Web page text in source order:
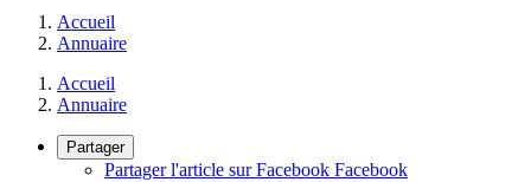
Accueil
Annuaire
Accueil
Annuaire
Partager
Partager l'article sur Facebook Facebook